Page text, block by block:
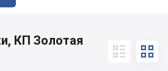
КП Золотая
 